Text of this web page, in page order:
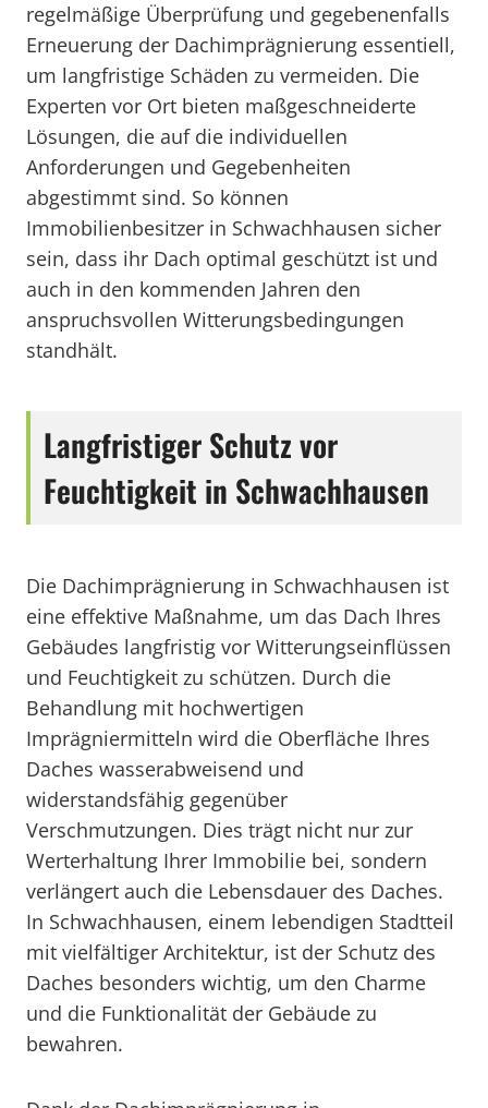
regelmäßige Überprüfung und gegebenenfalls
Erneuerung der Dachimprägnierung essentiell,
um langfristige Schäden zu vermeiden. Die
Experten vor Ort bieten maßgeschneiderte
Lösungen, die auf die individuellen
Anforderungen und Gegebenheiten
abgestimmt sind. So können
Immobilienbesitzer in Schwachhausen sicher
sein, dass ihr Dach optimal geschützt ist und
auch in den kommenden Jahren den
anspruchsvollen Witterungsbedingungen
standhält.
Langfristiger Schutz vor
Feuchtigkeit in Schwachhausen
Die Dachimprägnierung in Schwachhausen ist
eine effektive Maßnahme, um das Dach Ihres
Gebäudes langfristig vor Witterungseinflüssen
und Feuchtigkeit zu schützen. Durch die
Behandlung mit hochwertigen
Imprägniermitteln wird die Oberfläche Ihres
Daches wasserabweisend und
widerstandsfähig gegenüber
Verschmutzungen. Dies trägt nicht nur zur
Werterhaltung Ihrer Immobilie bei, sondern
verlängert auch die Lebensdauer des Daches.
In Schwachhausen, einem lebendigen Stadtteil
mit vielfältiger Architektur, ist der Schutz des
Daches besonders wichtig, um den Charme
und die Funktionalität der Gebäude zu
bewahren.